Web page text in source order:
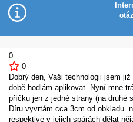
0
0
Dobrý den, Vaši technologii jsem
době hodlám aplikovat. Nyní mne
příčku jen z jedné strany (na druhé
Díru vyvrtám cca 3cm od obkladu.
respektive v jejich spárách dělat